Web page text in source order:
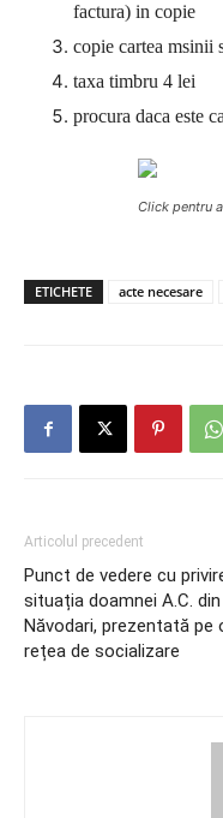
factura) in copie
copie cartea msinii
taxa timbru 4 lei
procura daca este
Click pentru
ETICHETE acte necesare
Articolul precedent
Punct de vedere cu
situația doamnei A.C. din
Năvodari, prezentată pe
rețea de socializare